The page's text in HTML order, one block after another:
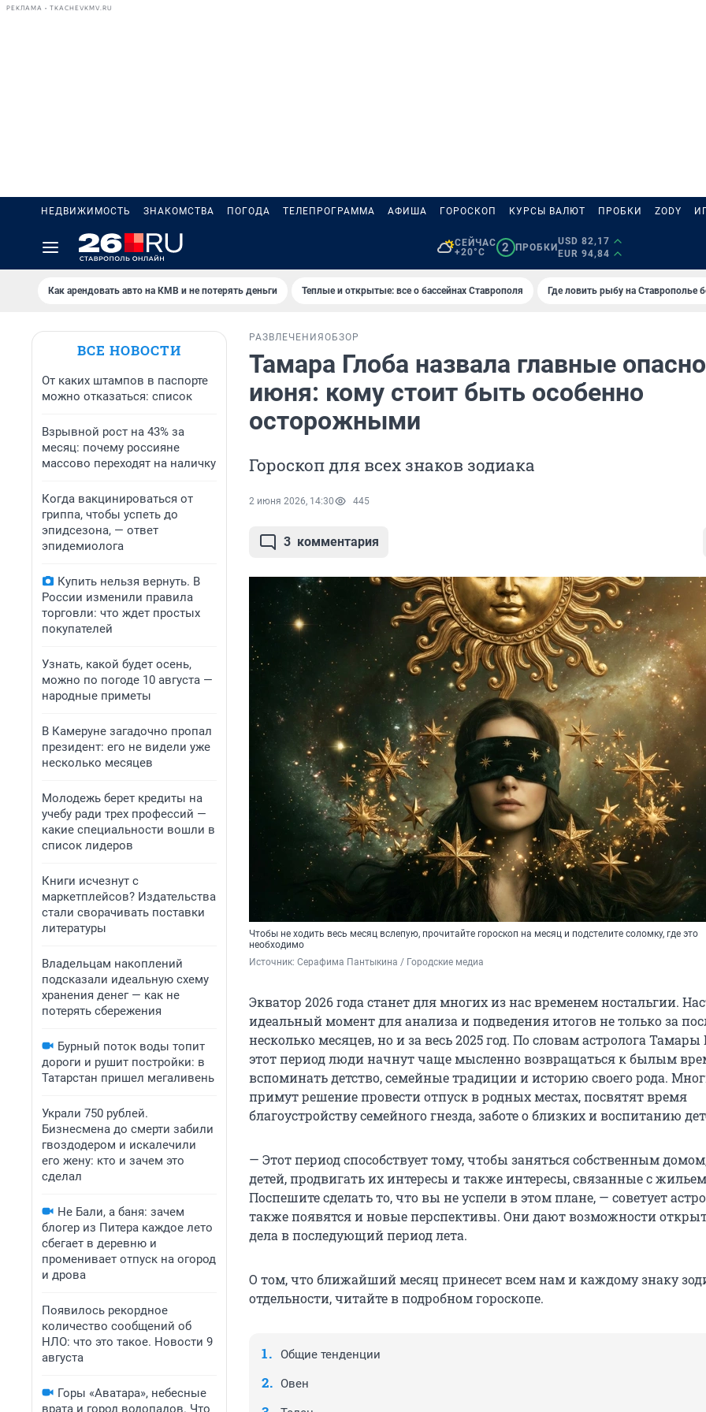
РЕКЛАМА • TKACHEVKMV.RU
НЕДВИЖИМОСТЬ ЗНАКОМСТВА ПОГОДА ТЕЛЕПРОГРАММА АФИША ГОРОСКОП КУРСЫ ВАЛЮТ ПРОБКИ ZODY
СЕЙЧАС
+20°C
2 ПРОБКИ
USD 82,17
EUR 94,84
Как арендовать авто на КМВ и не потерять деньги Теплые и открытые: все о бассейнах Ставрополя Где ловить рыбу на Ставрополье
ВСЕ НОВОСТИ
От каких штампов в паспорте
можно отказаться: список
Взрывной рост на 43% за
месяц: почему россияне
массово переходят на наличку
Когда вакцинироваться от
гриппа, чтобы успеть до
эпидсезона, — ответ
эпидемиолога
Купить нельзя вернуть. В
России изменили правила
торговли: что ждет простых
покупателей
Узнать, какой будет осень,
можно по погоде 10 августа —
народные приметы
В Камеруне загадочно пропал
президент: его не видели уже
несколько месяцев
Молодежь берет кредиты на
учебу ради трех профессий —
какие специальности вошли в
список лидеров
Книги исчезнут с
маркетплейсов? Издательства
стали сворачивать поставки
литературы
Владельцам накоплений
подсказали идеальную схему
хранения денег — как не
потерять сбережения
Бурный поток воды топит
дороги и рушит постройки: в
Татарстан пришел мегаливень
Украли 750 рублей.
Бизнесмена до смерти забили
гвоздодером и искалечили
его жену: кто и зачем это
сделал
Не Бали, а баня: зачем
блогер из Питера каждое лето
сбегает в деревню и
променивает отпуск на огород
и дрова
Появилось рекордное
количество сообщений об
НЛО: что это такое. Новости 9
августа
Горы «Аватара», небесные
врата и город водопадов. Что
РАЗВЛЕЧЕНИЯ ОБЗОР
Тамара Глоба назвала главные
июня: кому стоит быть особенно
осторожными
Гороскоп для всех знаков зодиака
2 июня 2026, 14:30 445
3 комментария
Чтобы не ходить весь месяц вслепую, прочитайте гороскоп на месяц и подстелите соломку, где это
необходимо
Источник: Серафима Пантыкина / Городские медиа
Экватор 2026 года станет для многих из нас временем ностальгии.
идеальный момент для анализа и подведения итогов не только за
несколько месяцев, но и за весь 2025 год. По словам астролога Тамары
этот период люди начнут чаще мысленно возвращаться к былым
вспоминать детство, семейные традиции и историю своего рода.
примут решение провести отпуск в родных местах, посвятят время
благоустройству семейного гнезда, заботе о близких и воспитанию
— Этот период способствует тому, чтобы заняться собственным
детей, продвигать их интересы и также интересы, связанные с
Поспешите сделать то, что вы не успели в этом плане, — советует
также появятся и новые перспективы. Они дают возможности
дела в последующий период лета.
О том, что ближайший месяц принесет всем нам и каждому знаку
отдельности, читайте в подробном гороскопе.
Общие тенденции
Овен